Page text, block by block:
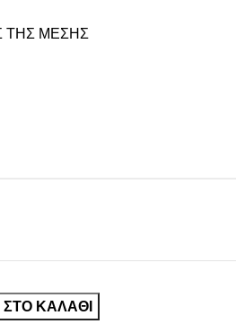
ΤΗΣ ΜΕΣΗΣ
ΚΑΛΆΘΙ